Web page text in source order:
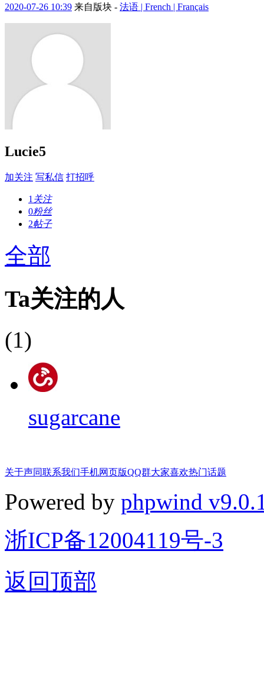
2020-07-26 10:39 来自版块 - 法语 | French | Français
Lucie5
加关注 写私信 打招呼
1 关注
0粉丝
2帖子
全部
Ta关注的人
(1)
sugarcane
关于声同联系我们手机网页版QQ群大家喜欢热门话题
Powered by phpwind
浙ICP备12004119号-3
返回顶部